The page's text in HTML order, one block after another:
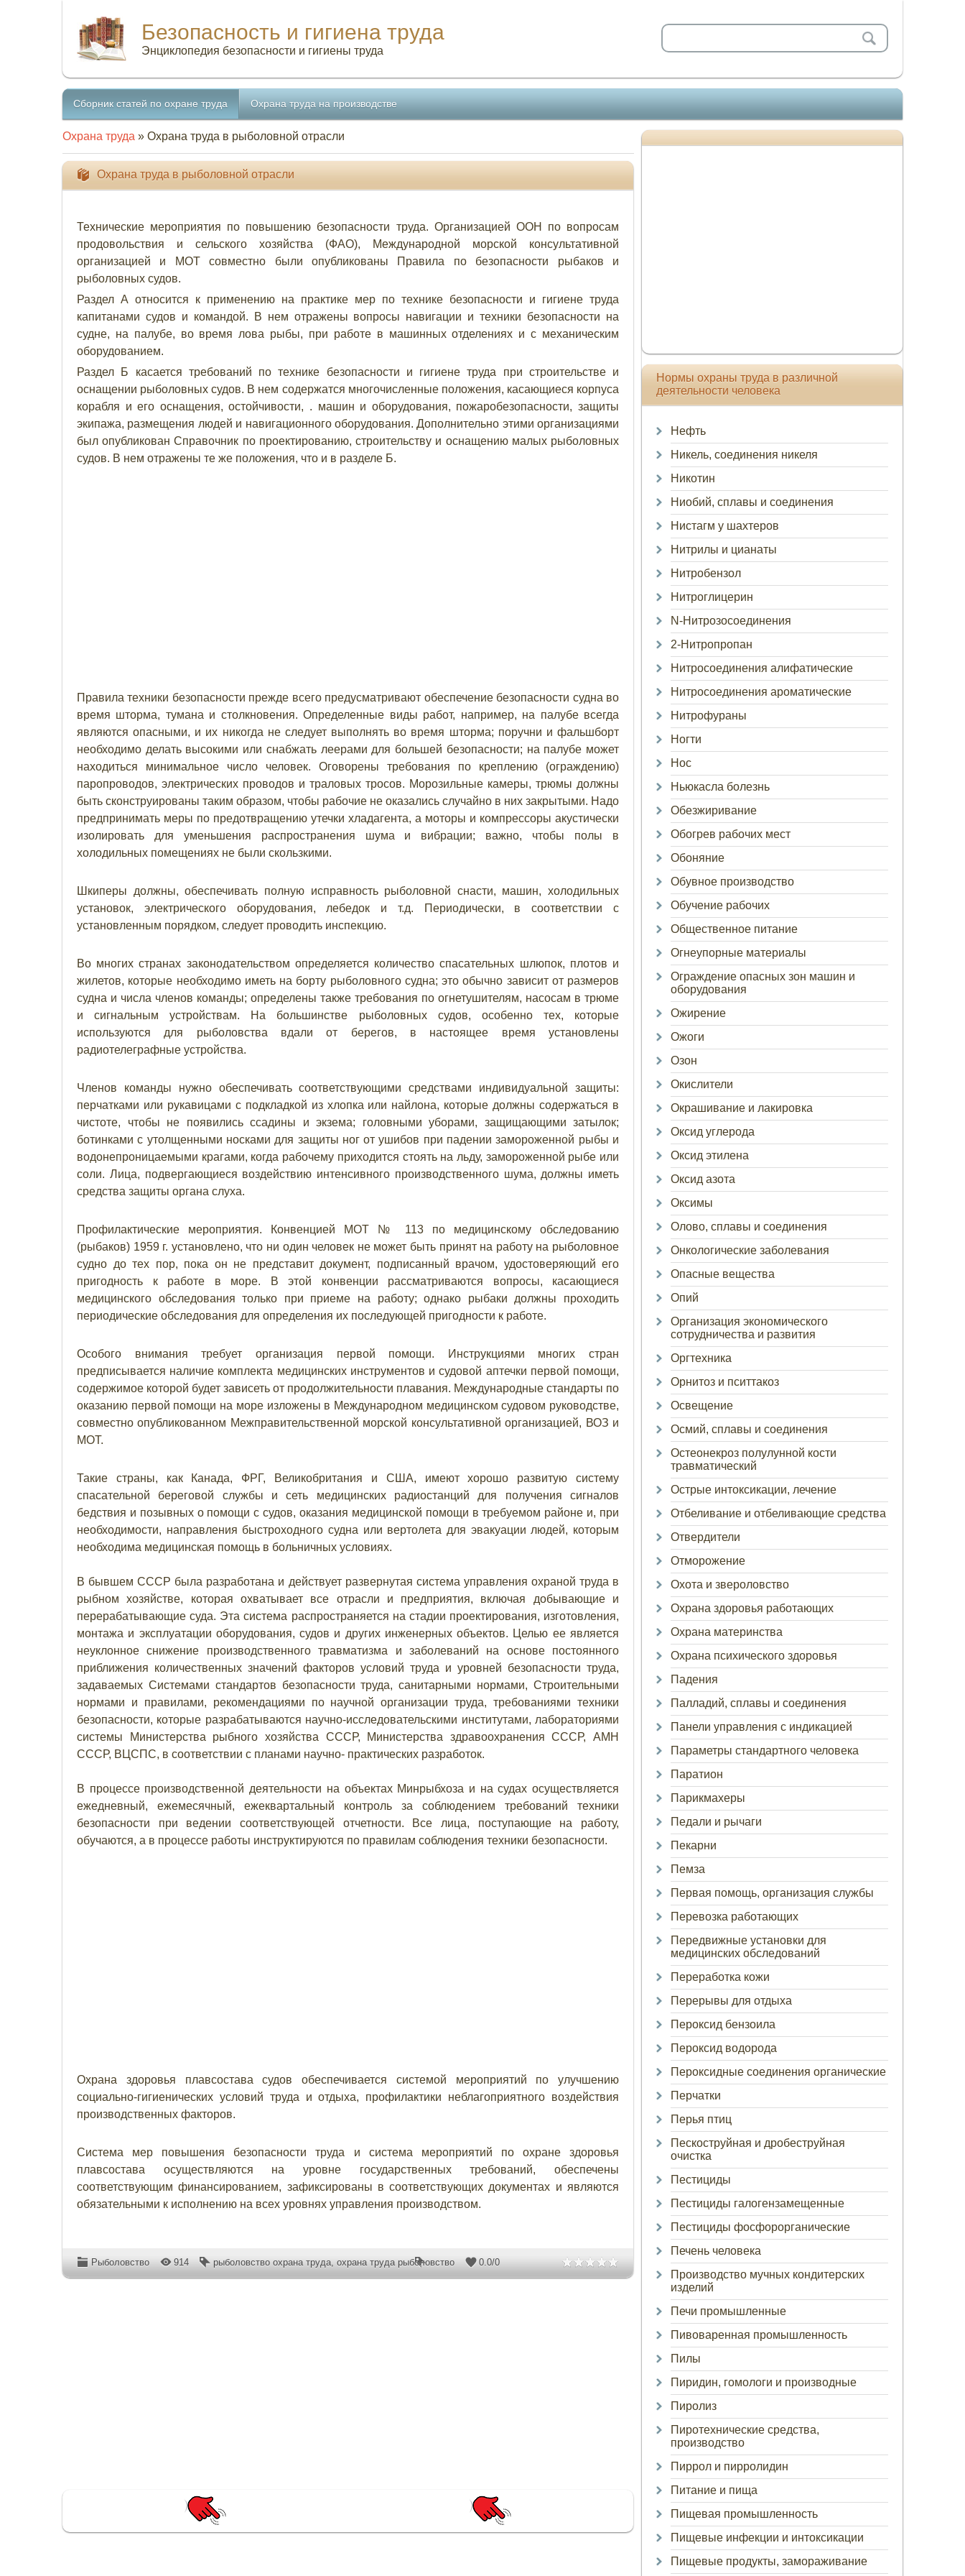
Безопасность и гигиена труда
Энциклопедия безопасности и гигиены труда
Сборник статей по охране труда Охрана труда на производстве
Охрана труда » Охрана труда в рыболовной отрасли
Охрана труда в рыболовной отрасли
Технические мероприятия по повышению безопасности труда. Организацией ООН по вопросам
продовольствия и сельского хозяйства (ФАО), Международной морской консультативной
организацией и МОТ совместно были опубликованы Правила по безопасности рыбаков и
рыболовных судов.
Раздел А относится к применению на практике мер по технике безопасности и гигиене труда
капитанами судов и командой. В нем отражены вопросы навигации и техники безопасности на
судне, на палубе, во время лова рыбы, при работе в машинных отделениях и с механическим
оборудованием.
Раздел Б касается требований по технике безопасности и гигиене труда при строительстве и
оснащении рыболовных судов. В нем содержатся многочисленные положения, касающиеся корпуса
корабля и его оснащения, остойчивости, . машин и оборудования, пожаробезопасности, защиты
экипажа, размещения людей и навигационного оборудования. Дополнительно этими организациями
был опубликован Справочник по проектированию, строительству и оснащению малых рыболовных
судов. В нем отражены те же положения, что и в разделе Б.
Правила техники безопасности прежде всего предусматривают обеспечение безопасности судна во
время шторма, тумана и столкновения. Определенные виды работ, например, на палубе всегда
являются опасными, и их никогда не следует выполнять во время шторма; поручни и фальшборт
необходимо делать высокими или снабжать леерами для большей безопасности; на палубе может
находиться минимальное число человек. Оговорены требования по креплению (ограждению)
паропроводов, электрических проводов и траловых тросов. Морозильные камеры, трюмы должны
быть сконструированы таким образом, чтобы рабочие не оказались случайно в них закрытыми. Надо
предпринимать меры по предотвращению утечки хладагента, а моторы и компрессоры акустически
изолировать для уменьшения распространения шума и вибрации; важно, чтобы полы в
холодильных помещениях не были скользкими.
Шкиперы должны, обеспечивать полную исправность рыболовной снасти, машин, холодильных
установок, электрического оборудования, лебедок и т.д. Периодически, в соответствии с
установленным порядком, следует проводить инспекцию.
Во многих странах законодательством определяется количество спасательных шлюпок, плотов и
жилетов, которые необходимо иметь на борту рыболовного судна; это обычно зависит от размеров
судна и числа членов команды; определены также требования по огнетушителям, насосам в трюме
и сигнальным устройствам. На большинстве рыболовных судов, особенно тех, которые
используются для рыболовства вдали от берегов, в настоящее время установлены
радиотелеграфные устройства.
Членов команды нужно обеспечивать соответствующими средствами индивидуальной защиты:
перчатками или рукавицами с подкладкой из хлопка или найлона, которые должны содержаться в
чистоте, чтобы не появились ссадины и экзема; головными уборами, защищающими затылок;
ботинками с утолщенными носками для защиты ног от ушибов при падении замороженной рыбы и
водонепроницаемыми крагами, когда рабочему приходится стоять на льду, замороженной рыбе или
соли. Лица, подвергающиеся воздействию интенсивного производственного шума, должны иметь
средства защиты органа слуха.
Профилактические мероприятия. Конвенцией МОТ № 113 по медицинскому обследованию
(рыбаков) 1959 г. установлено, что ни один человек не может быть принят на работу на рыболовное
судно до тех пор, пока он не представит документ, подписанный врачом, удостоверяющий его
пригодность к работе в море. В этой конвенции рассматриваются вопросы, касающиеся
медицинского обследования только при приеме на работу; однако рыбаки должны проходить
периодические обследования для определения их последующей пригодности к работе.
Особого внимания требует организация первой помощи. Инструкциями многих стран
предписывается наличие комплекта медицинских инструментов и судовой аптечки первой помощи,
содержимое которой будет зависеть от продолжительности плавания. Международные стандарты по
оказанию первой помощи на море изложены в Международном медицинском судовом руководстве,
совместно опубликованном Межправительственной морской консультативной организацией, ВОЗ и
МОТ.
Такие страны, как Канада, ФРГ, Великобритания и США, имеют хорошо развитую систему
спасательной береговой службы и сеть медицинских радиостанций для получения сигналов
бедствия и позывных о помощи с судов, оказания медицинской помощи в требуемом районе и, при
необходимости, направления быстроходного судна или вертолета для эвакуации людей, которым
необходима медицинская помощь в больничных условиях.
В бывшем СССР была разработана и действует развернутая система управления охраной труда в
рыбном хозяйстве, которая охватывает все отрасли и предприятия, включая добывающие и
перерабатывающие суда. Эта система распространяется на стадии проектирования, изготовления,
монтажа и эксплуатации оборудования, судов и других инженерных объектов. Целью ее является
неуклонное снижение производственного травматизма и заболеваний на основе постоянного
приближения количественных значений факторов условий труда и уровней безопасности труда,
задаваемых Системами стандартов безопасности труда, санитарными нормами, Строительными
нормами и правилами, рекомендациями по научной организации труда, требованиями техники
безопасности, которые разрабатываются научно-исследовательскими институтами, лабораториями
системы Министерства рыбного хозяйства СССР, Министерства здравоохранения СССР, АМН
СССР, ВЦСПС, в соответствии с планами научно- практических разработок.
В процессе производственной деятельности на объектах Минрыбхоза и на судах осуществляется
ежедневный, ежемесячный, ежеквартальный контроль за соблюдением требований техники
безопасности при ведении соответствующей отчетности. Все лица, поступающие на работу,
обучаются, а в процессе работы инструктируются по правилам соблюдения техники безопасности.
Охрана здоровья плавсостава судов обеспечивается системой мероприятий по улучшению
социально-гигиенических условий труда и отдыха, профилактики неблагоприятного воздействия
производственных факторов.
Система мер повышения безопасности труда и система мероприятий по охране здоровья
плавсостава осуществляются на уровне государственных требований, обеспечены
соответствующим финансированием, зафиксированы в соответствующих документах и являются
обязательными к исполнению на всех уровнях управления производством.
Рыболовство 914 рыболовство охрана труда, охрана труда рыболовство 0.0/0
Нормы охраны труда в различной
деятельности человека
Нефть
Никель, соединения никеля
Никотин
Ниобий, сплавы и соединения
Нистагм у шахтеров
Нитрилы и цианаты
Нитробензол
Нитроглицерин
N-Нитрозосоединения
2-Нитропропан
Нитросоединения алифатические
Нитросоединения ароматические
Нитрофураны
Ногти
Нос
Ньюкасла болезнь
Обезжиривание
Обогрев рабочих мест
Обоняние
Обувное производство
Обучение рабочих
Общественное питание
Огнеупорные материалы
Ограждение опасных зон машин и
оборудования
Ожирение
Ожоги
Озон
Окислители
Окрашивание и лакировка
Оксид углерода
Оксид этилена
Оксид азота
Оксимы
Олово, сплавы и соединения
Онкологические заболевания
Опасные вещества
Опий
Организация экономического
сотрудничества и развития
Оргтехника
Орнитоз и пситтакоз
Освещение
Осмий, сплавы и соединения
Остеонекроз полулунной кости
травматический
Острые интоксикации, лечение
Отбеливание и отбеливающие средства
Отвердители
Отморожение
Охота и звероловство
Охрана здоровья работающих
Охрана материнства
Охрана психического здоровья
Падения
Палладий, сплавы и соединения
Панели управления с индикацией
Параметры стандартного человека
Паратион
Парикмахеры
Педали и рычаги
Пекарни
Пемза
Первая помощь, организация службы
Перевозка работающих
Передвижные установки для
медицинских обследований
Переработка кожи
Перерывы для отдыха
Пероксид бензоила
Пероксид водорода
Пероксидные соединения органические
Перчатки
Перья птиц
Пескоструйная и дробеструйная
очистка
Пестициды
Пестициды галогензамещенные
Пестициды фосфорорганические
Печень человека
Производство мучных кондитерских
изделий
Печи промышленные
Пивоваренная промышленность
Пилы
Пиридин, гомологи и производные
Пиролиз
Пиротехнические средства,
производство
Пиррол и пирролидин
Питание и пища
Пищевая промышленность
Пищевые инфекции и интоксикации
Пищевые продукты, замораживание